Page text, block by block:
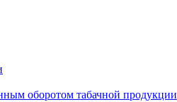
оборотом табачной продукции